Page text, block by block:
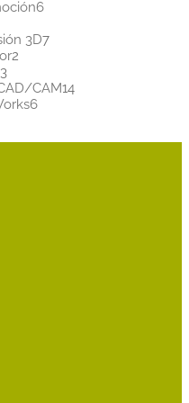
66
3D77
22
23
productos
CAM1414
66